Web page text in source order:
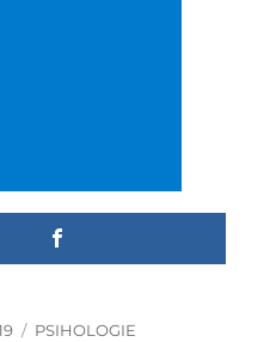
Categories
PSIHOLOGIE